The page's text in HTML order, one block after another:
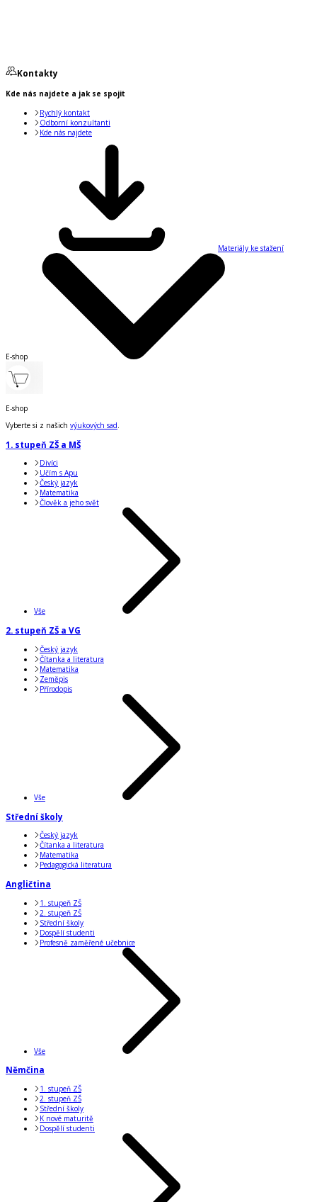
Kontakty
Kde nás najdete a jak se spojit
Rychlý kontakt
Odborní konzultanti
Kde nás najdete
Materiály ke stažení
E-shop
E-shop
Vyberte si z našich výukových sad.
1. stupeň ZŠ a MŠ
Divíci
Učím s Apu
Český jazyk
Matematika
Člověk a jeho svět
Vše
2. stupeň ZŠ a VG
Český jazyk
Čítanka a literatura
Matematika
Zeměpis
Přírodopis
Vše
Střední školy
Český jazyk
Čítanka a literatura
Matematika
Pedagogická literatura
Angličtina
1. stupeň ZŠ
2. stupeň ZŠ
Střední školy
Dospělí studenti
Profesně zaměřené učebnice
Vše
Němčina
1. stupeň ZŠ
2. stupeň ZŠ
Střední školy
K nové maturitě
Dospělí studenti